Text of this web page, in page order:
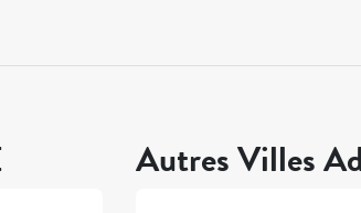
Autres Villes